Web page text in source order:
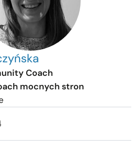
Coach
mocnych stron